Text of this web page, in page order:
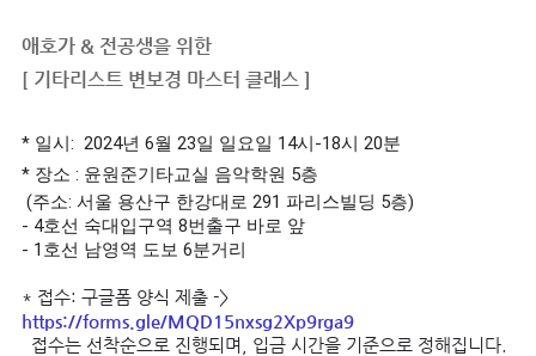
애호가 & 전공생을 위한
[ 기타리스트 변보경 마스터 클래스 ]
* 일시: 2024년 6월 23일 일요일 14시-18시 20분
* 장소 : 윤원준기타교실 음악학원 5층
(주소: 서울 용산구 한강대로 291 파리스빌딩 5층)
- 4호선 숙대입구역 8번출구 바로 앞
- 1호선 남영역 도보 6분거리
* 접수: 구글폼 양식 제출 ->
https://forms.gle/MQD15nxsg2Xp9rga9
접수는 선착순으로 진행되며, 입금 시간을 기준으로 정해집니다.